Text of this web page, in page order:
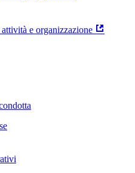
e organizzazione